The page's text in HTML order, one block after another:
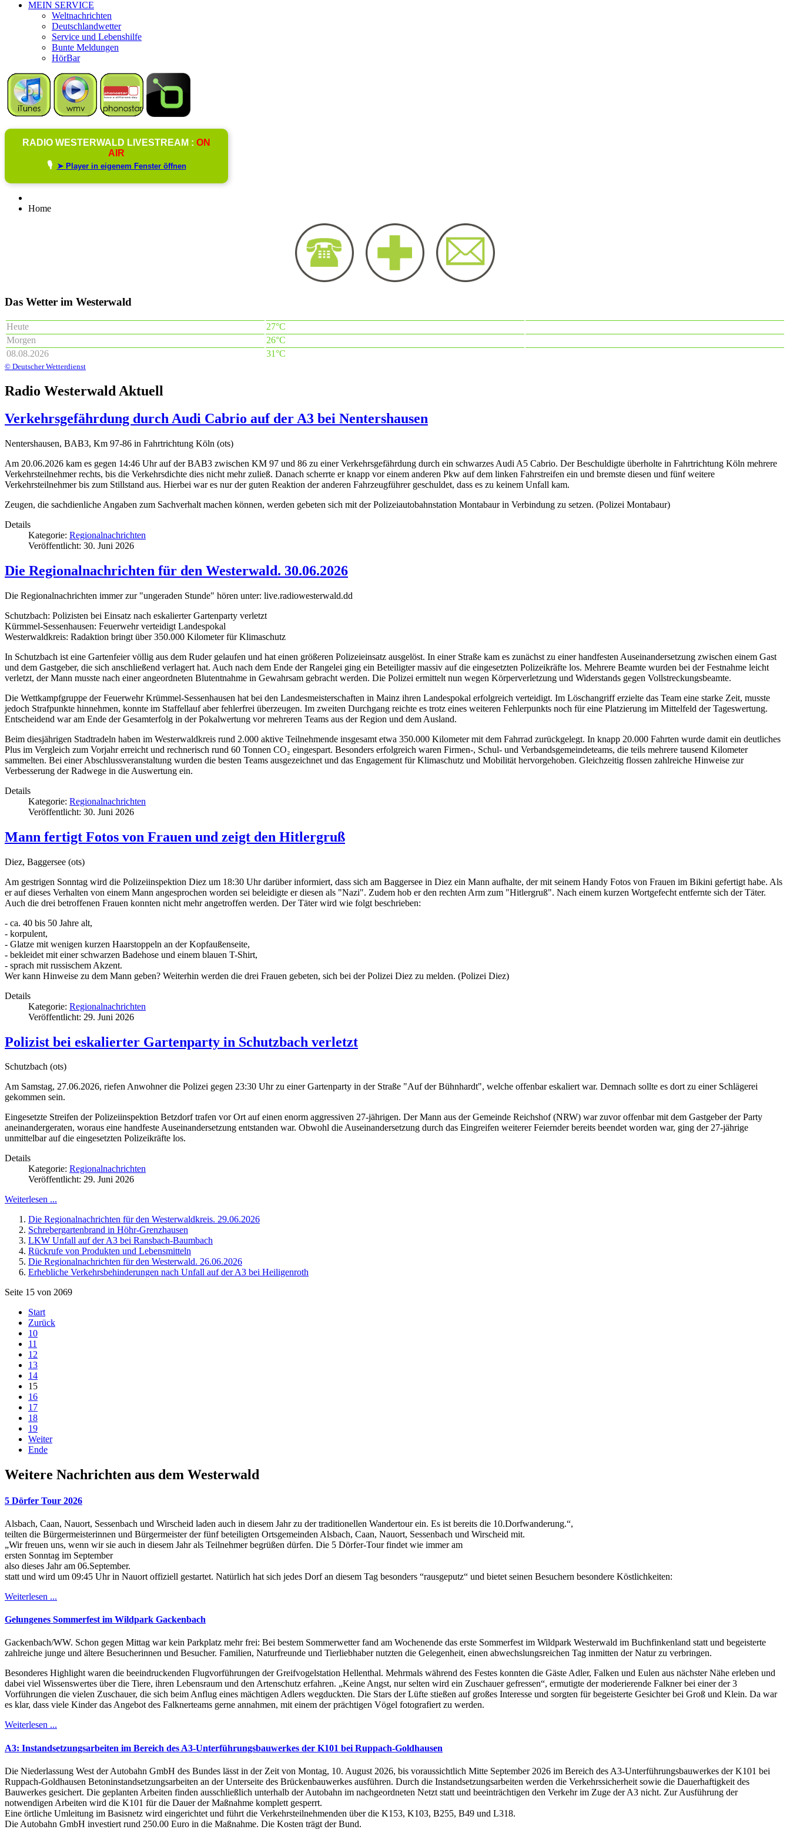
MEIN SERVICE
Weltnachrichten
Deutschlandwetter
Service und Lebenshilfe
Bunte Meldungen
HörBar
RADIO WESTERWALD LIVESTREAM : ON
AIR
🎙️ ➤ Player in eigenem Fenster öffnen
Home
Das Wetter im Westerwald
Heute
27°C
Morgen
26°C
08.08.2026
31°C
© Deutscher Wetterdienst
Radio Westerwald Aktuell
Verkehrsgefährdung durch Audi Cabrio auf der A3 bei Nentershausen
Nentershausen, BAB3, Km 97-86 in Fahrtrichtung Köln (ots)
Am 20.06.2026 kam es gegen 14:46 Uhr auf der BAB3 zwischen KM 97 und 86 zu einer Verkehrsgefährdung durch ein schwarzes Audi A5 Cabrio. Der Beschuldigte überholte in Fahrtrichtung Köln mehrere
Verkehrsteilnehmer rechts, bis die Verkehrsdichte dies nicht mehr zuließ. Danach scherrte er knapp vor einem anderen Pkw auf dem linken Fahrstreifen ein und bremste diesen und fünf weitere
Verkehrsteilnehmer bis zum Stillstand aus. Hierbei war es nur der guten Reaktion der anderen Fahrzeugführer geschuldet, dass es zu keinem Unfall kam.
Zeugen, die sachdienliche Angaben zum Sachverhalt machen können, werden gebeten sich mit der Polizeiautobahnstation Montabaur in Verbindung zu setzen. (Polizei Montabaur)
Details
Kategorie: Regionalnachrichten
Veröffentlicht: 30. Juni 2026
Die Regionalnachrichten für den Westerwald. 30.06.2026
Die Regionalnachrichten immer zur "ungeraden Stunde" hören unter: live.radiowesterwald.dd
Schutzbach: Polizisten bei Einsatz nach eskalierter Gartenparty verletzt
Kürmmel-Sessenhausen: Feuerwehr verteidigt Landespokal
Westerwaldkreis: Radaktion bringt über 350.000 Kilometer für Klimaschutz
In Schutzbach ist eine Gartenfeier völlig aus dem Ruder gelaufen und hat einen größeren Polizeieinsatz ausgelöst. In einer Straße kam es zunächst zu einer handfesten Auseinandersetzung zwischen einem Gast
und dem Gastgeber, die sich anschließend verlagert hat. Auch nach dem Ende der Rangelei ging ein Beteiligter massiv auf die eingesetzten Polizeikräfte los. Mehrere Beamte wurden bei der Festnahme leicht
verletzt, der Mann musste nach einer angeordneten Blutentnahme in Gewahrsam gebracht werden. Die Polizei ermittelt nun wegen Körperverletzung und Widerstands gegen Vollstreckungsbeamte.
Die Wettkampfgruppe der Feuerwehr Krümmel-Sessenhausen hat bei den Landesmeisterschaften in Mainz ihren Landespokal erfolgreich verteidigt. Im Löschangriff erzielte das Team eine starke Zeit, musste
jedoch Strafpunkte hinnehmen, konnte im Staffellauf aber fehlerfrei überzeugen. Im zweiten Durchgang reichte es trotz eines weiteren Fehlerpunkts noch für eine Platzierung im Mittelfeld der Tageswertung.
Entscheidend war am Ende der Gesamterfolg in der Pokalwertung vor mehreren Teams aus der Region und dem Ausland.
Beim diesjährigen Stadtradeln haben im Westerwaldkreis rund 2.000 aktive Teilnehmende insgesamt etwa 350.000 Kilometer mit dem Fahrrad zurückgelegt. In knapp 20.000 Fahrten wurde damit ein deutliches
Plus im Vergleich zum Vorjahr erreicht und rechnerisch rund 60 Tonnen CO₂ eingespart. Besonders erfolgreich waren Firmen-, Schul- und Verbandsgemeindeteams, die teils mehrere tausend Kilometer
sammelten. Bei einer Abschlussveranstaltung wurden die besten Teams ausgezeichnet und das Engagement für Klimaschutz und Mobilität hervorgehoben. Gleichzeitig flossen zahlreiche Hinweise zur
Verbesserung der Radwege in die Auswertung ein.
Details
Kategorie: Regionalnachrichten
Veröffentlicht: 30. Juni 2026
Mann fertigt Fotos von Frauen und zeigt den Hitlergruß
Diez, Baggersee (ots)
Am gestrigen Sonntag wird die Polizeiinspektion Diez um 18:30 Uhr darüber informiert, dass sich am Baggersee in Diez ein Mann aufhalte, der mit seinem Handy Fotos von Frauen im Bikini gefertigt habe. Als
er auf dieses Verhalten von einem Mann angesprochen worden sei beleidigte er diesen als "Nazi". Zudem hob er den rechten Arm zum "Hitlergruß". Nach einem kurzen Wortgefecht entfernte sich der Täter.
Auch die drei betroffenen Frauen konnten nicht mehr angetroffen werden. Der Täter wird wie folgt beschrieben:
- ca. 40 bis 50 Jahre alt,
- korpulent,
- Glatze mit wenigen kurzen Haarstoppeln an der Kopfaußenseite,
- bekleidet mit einer schwarzen Badehose und einem blauen T-Shirt,
- sprach mit russischem Akzent.
Wer kann Hinweise zu dem Mann geben? Weiterhin werden die drei Frauen gebeten, sich bei der Polizei Diez zu melden. (Polizei Diez)
Details
Kategorie: Regionalnachrichten
Veröffentlicht: 29. Juni 2026
Polizist bei eskalierter Gartenparty in Schutzbach verletzt
Schutzbach (ots)
Am Samstag, 27.06.2026, riefen Anwohner die Polizei gegen 23:30 Uhr zu einer Gartenparty in der Straße "Auf der Bühnhardt", welche offenbar eskaliert war. Demnach sollte es dort zu einer Schlägerei
gekommen sein.
Eingesetzte Streifen der Polizeiinspektion Betzdorf trafen vor Ort auf einen enorm aggressiven 27-jährigen. Der Mann aus der Gemeinde Reichshof (NRW) war zuvor offenbar mit dem Gastgeber der Party
aneinandergeraten, woraus eine handfeste Auseinandersetzung entstanden war. Obwohl die Auseinandersetzung durch das Eingreifen weiterer Feiernder bereits beendet worden war, ging der 27-jährige
unmittelbar auf die eingesetzten Polizeikräfte los.
Details
Kategorie: Regionalnachrichten
Veröffentlicht: 29. Juni 2026
Weiterlesen ...
Die Regionalnachrichten für den Westerwaldkreis. 29.06.2026
Schrebergartenbrand in Höhr-Grenzhausen
LKW Unfall auf der A3 bei Ransbach-Baumbach
Rückrufe von Produkten und Lebensmitteln
Die Regionalnachrichten für den Westerwald. 26.06.2026
Erhebliche Verkehrsbehinderungen nach Unfall auf der A3 bei Heiligenroth
Seite 15 von 2069
Start
Zurück
10
11
12
13
14
15
16
17
18
19
Weiter
Ende
Weitere Nachrichten aus dem Westerwald
5 Dörfer Tour 2026
Alsbach, Caan, Nauort, Sessenbach und Wirscheid laden auch in diesem Jahr zu der traditionellen Wandertour ein. Es ist bereits die 10.Dorfwanderung.“,
teilten die Bürgermeisterinnen und Bürgermeister der fünf beteiligten Ortsgemeinden Alsbach, Caan, Nauort, Sessenbach und Wirscheid mit.
„Wir freuen uns, wenn wir sie auch in diesem Jahr als Teilnehmer begrüßen dürfen. Die 5 Dörfer-Tour findet wie immer am
ersten Sonntag im September
also dieses Jahr am 06.September.
statt und wird um 09:45 Uhr in Nauort offiziell gestartet. Natürlich hat sich jedes Dorf an diesem Tag besonders “rausgeputz“ und bietet seinen Besuchern besondere Köstlichkeiten:
Weiterlesen ...
Gelungenes Sommerfest im Wildpark Gackenbach
Gackenbach/WW. Schon gegen Mittag war kein Parkplatz mehr frei: Bei bestem Sommerwetter fand am Wochenende das erste Sommerfest im Wildpark Westerwald im Buchfinkenland statt und begeisterte
zahlreiche junge und ältere Besucherinnen und Besucher. Familien, Naturfreunde und Tierliebhaber nutzten die Gelegenheit, einen abwechslungsreichen Tag inmitten der Natur zu verbringen.
Besonderes Highlight waren die beeindruckenden Flugvorführungen der Greifvogelstation Hellenthal. Mehrmals während des Festes konnten die Gäste Adler, Falken und Eulen aus nächster Nähe erleben und
dabei viel Wissenswertes über die Tiere, ihren Lebensraum und den Artenschutz erfahren. „Keine Angst, nur selten wird ein Zuschauer gefressen“, ermutigte der moderierende Falkner bei einer der 3
Vorführungen die vielen Zuschauer, die sich beim Anflug eines mächtigen Adlers wegduckten. Die Stars der Lüfte stießen auf großes Interesse und sorgten für begeisterte Gesichter bei Groß und Klein. Da war
es klar, dass viele Kinder das Angebot des Falknerteams gerne annahmen, mit einem der prächtigen Vögel fotografiert zu werden.
Weiterlesen ...
A3: Instandsetzungsarbeiten im Bereich des A3-Unterführungsbauwerkes der K101 bei Ruppach-Goldhausen
Die Niederlassung West der Autobahn GmbH des Bundes lässt in der Zeit von Montag, 10. August 2026, bis voraussichtlich Mitte September 2026 im Bereich des A3-Unterführungsbauwerkes der K101 bei
Ruppach-Goldhausen Betoninstandsetzungsarbeiten an der Unterseite des Brückenbauwerkes ausführen. Durch die Instandsetzungsarbeiten werden die Verkehrssicherheit sowie die Dauerhaftigkeit des
Bauwerkes gesichert. Die geplanten Arbeiten finden ausschließlich unterhalb der Autobahn im nachgeordneten Netzt statt und beeinträchtigen den Verkehr im Zuge der A3 nicht. Zur Ausführung der
notwendigen Arbeiten wird die K101 für die Dauer der Maßnahme komplett gesperrt.
Eine örtliche Umleitung im Basisnetz wird eingerichtet und führt die Verkehrsteilnehmenden über die K153, K103, B255, B49 und L318.
Die Autobahn GmbH investiert rund 250.00 Euro in die Maßnahme. Die Kosten trägt der Bund.